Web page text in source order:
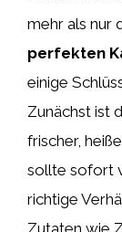
mehr als nur
perfekten
einige
Zunächst ist
frischer,
sollte sofort
richtige
Zutaten wie